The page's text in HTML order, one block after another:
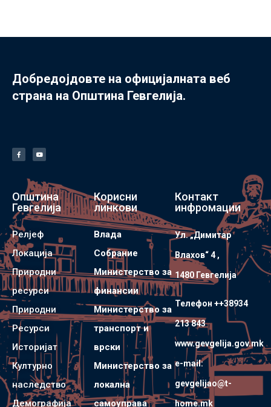
Добредојдовте на официјалната веб
страна на Општина Гевгелија.
Општина
Гевгелија
Релјеф
Локација
Природни
ресурси
Природни
Ресурси
Историјат
Културно
наследство
Демографија
Корисни
линкови
Влада
Собрание
Министерство за
финансии
Министерство за
транспорт и
врски
Министерство за
локална
самоуправа
Контакт
инфромации
Ул. „Димитар
Влахов“ 4 ,
1480 Гевгелијa
Телефон ++38934
213 843
www.gevgelija.gov.mk
e-mail:
gevgelijao@t-
home.mk